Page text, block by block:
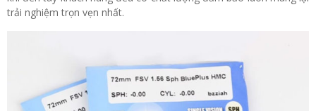
trải nghiệm trọn vẹn nhất.